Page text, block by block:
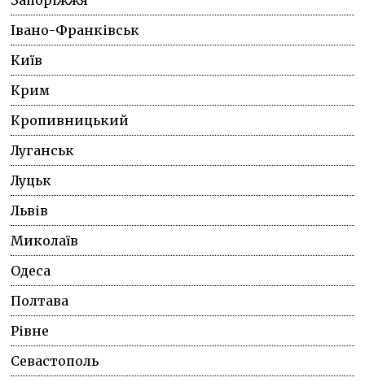
Івано-Франківськ
Київ
Крим
Кропивницький
Луганськ
Луцьк
Львів
Миколаїв
Одеса
Полтава
Рівне
Севастополь